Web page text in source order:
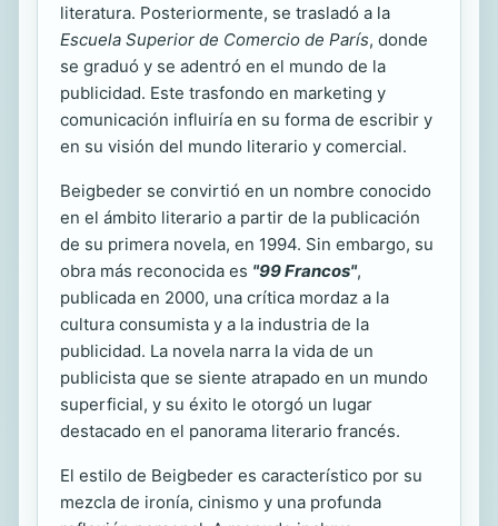
literatura. Posteriormente, se trasladó a la
Escuela Superior de Comercio de París, donde
se graduó y se adentró en el mundo de la
publicidad. Este trasfondo en marketing y
comunicación influiría en su forma de escribir y
en su visión del mundo literario y comercial.
Beigbeder se convirtió en un nombre conocido
en el ámbito literario a partir de la publicación
de su primera novela, en 1994. Sin embargo, su
obra más reconocida es "99 Francos",
publicada en 2000, una crítica mordaz a la
cultura consumista y a la industria de la
publicidad. La novela narra la vida de un
publicista que se siente atrapado en un mundo
superficial, y su éxito le otorgó un lugar
destacado en el panorama literario francés.
El estilo de Beigbeder es característico por su
mezcla de ironía, cinismo y una profunda